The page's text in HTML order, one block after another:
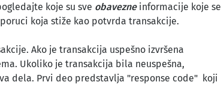
koje su sve obavezneinformacije koje se
koja stiže kao potvrda transakcije.
Ako je transakcija uspešno izvršena
Ukoliko je transakcija bila neuspešna,
dela. Prvi deo predstavlja "response code" koji